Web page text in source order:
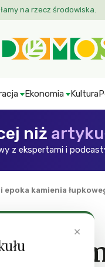
na rzecz środowiska.
Ekonomia Kultura
niż
z ekspertami i
epoka kamienia
×